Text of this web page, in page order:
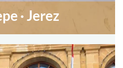
· Jerez